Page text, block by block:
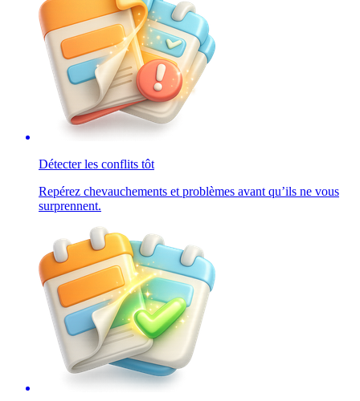
Détecter les conflits tôt
Repérez chevauchements et problèmes avant qu’ils ne vous
surprennent.